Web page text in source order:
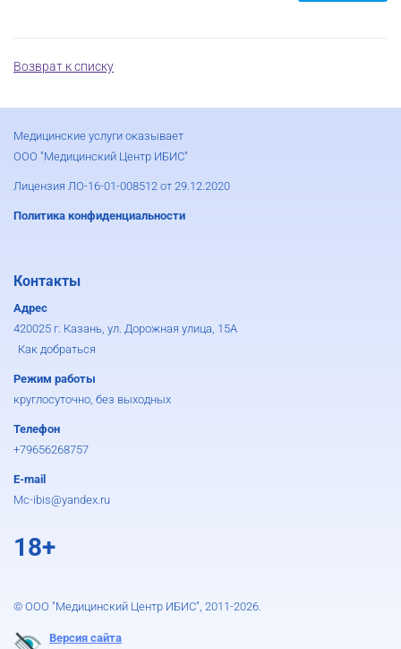
Возврат к списку
Медицинские услуги оказывает
ООО "Медицинский Центр ИБИС"
Лицензия ЛО-16-01-008512 от 29.12.2020
Политика конфиденциальности
Контакты
Адрес
420025 г. Казань, ул. Дорожная улица, 15А
Как добраться
Режим работы
круглосуточно, без выходных
Телефон
+79656268757
E-mail
Mc-ibis@yandex.ru
18+
© ООО "Медицинский Центр ИБИС", 2011-2026.
Версия сайта